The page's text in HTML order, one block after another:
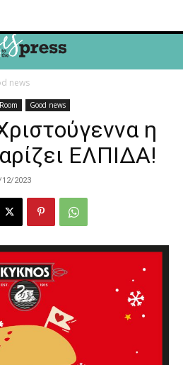
news
Good news
η
ΕΛΠΙΔΑ!
12/2023